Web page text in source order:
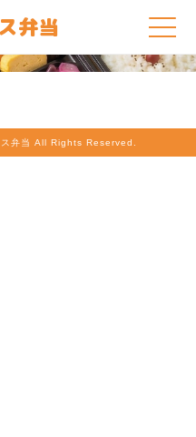
弁当
弁当 All Rights Reserved.